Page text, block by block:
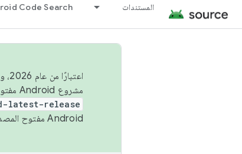
المستندات Code Search
مشروع Android مفتوح المصدر (AOSP) في الربعَين الثاني والرابع. لبناء مشروع Android مفتوح المصدر والمساهمة فيه، استخدِم
latest-release
Android مفتوح المصدر. لمزيد من المعلومات، يُرجى الاطّلاع على